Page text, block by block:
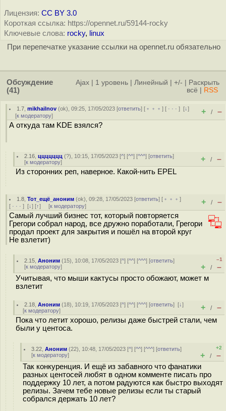
Лицензия: CC BY 3.0
Короткая ссылка: https://opennet.ru/59144-rocky
Ключевые слова: rocky, linux
При перепечатке указание ссылки на opennet.ru обязательно
Обсуждение
(41)
Ajax 1 уровень Линейный +/-
Раскрыть
всё
RSS
1.7 ,mikhailnov (ok), 09:25, 17/05/2023 [ответить] [ ﹢﹢﹢] [ · · ·][↓]
[к модератору] + / –
А откуда там KDE взялся?
2.16 ,ццццццц (?), 10:15, 17/05/2023 [^] [^^] [^^^] [ответить]
[к модератору] + / –
Из сторонних реп, наверное. Какой-нить EPEL
1.8 ,Тот_ещё_аноним (ok), 09:28, 17/05/2023 [ответить] [ ﹢﹢﹢]
[ · · · ] [↓] [↑] [к модератору] + / –
Самый лучший бизнес тот, который повторяется
Грегори собрал народ, все дружно поработали, Грегори
продал проект для закрытия и пошёл на второй круг
Не взлетит)
2.15 ,Аноним (15), 10:08, 17/05/2023 [^] [^^] [^^^] [ответить]
[к модератору]
–1
+ / –
Учитывая, что мыши кактусы просто обожают, может м
взлетит
2.18 ,Аноним (18), 10:19, 17/05/2023 [^] [^^] [^^^] [ответить][↓]
[к модератору] + / –
Пока что летит хорошо, релизы даже быстрей стали, чем
были у центоса.
3.22 ,Аноним (22), 10:48, 17/05/2023 [^] [^^] [^^^] [ответить]
[к модератору]
+2
+ / –
Так конкуренция. И ещё из забавного что фанатики
разных центосей любят в одном комменте писать про
поддержку 10 лет, а потом радуются как быстро выходят
релизы. Зачем тебе новые релизы если ты старый
собрался держать 10 лет?